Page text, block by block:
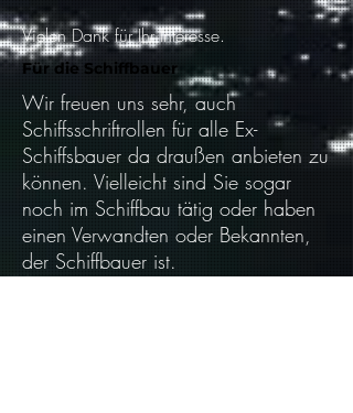
Vielen Dank für Ihr Interesse.
Für die Schiffbauer
Wir freuen uns sehr, auch
Schiffsschriftrollen für alle Ex-
Schiffsbauer da draußen anbieten zu
können. Vielleicht sind Sie sogar
noch im Schiffbau tätig oder haben
einen Verwandten oder Bekannten,
der Schiffbauer ist.